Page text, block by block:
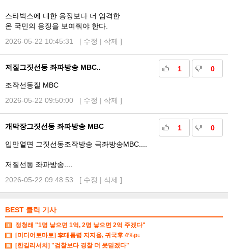
스타벅스에 대한 응징보다 더 엄격한
온 국민의 응징을 보여줘야 한다.
2026-05-22 10:45:31 [ 수정 | 삭제 ]
1 0
저질그짓선동 좌파방송 MBC..
조작선동질 MBC
2026-05-22 09:50:00 [ 수정 | 삭제 ]
1 0
개막장그짓선동 좌파방송 MBC
입만열면 그짓선동조작방송 극좌방송MBC....
저질선동 좌파방송....
2026-05-22 09:48:53 [ 수정 | 삭제 ]
BEST 클릭 기사
정청래 "1명 낳으면 1억, 2명 낳으면 2억 주겠다"
[미디어토마토] 李대통령 지지율, 귀국후 4%p↓
[한길리서치] "검찰보다 경찰 더 못믿겠다"